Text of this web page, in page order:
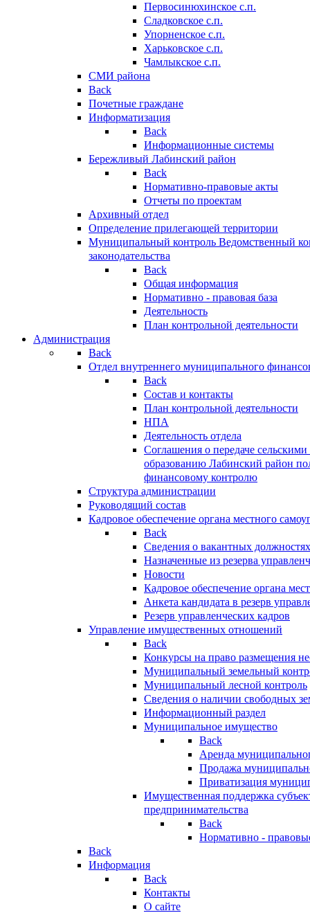
Первосинюхинское с.п.
Сладковское с.п.
Упорненское с.п.
Харьковское с.п.
Чамлыкское с.п.
СМИ района
Back
Почетные граждане
Информатизация
Back
Информационные системы
Бережливый Лабинский район
Back
Нормативно-правовые акты
Отчеты по проектам
Архивный отдел
Определение прилегающей территории
Муниципальный контроль Ведомственный
законодательства
Back
Общая информация
Нормативно - правовая база
Деятельность
План контрольной деятельности
Администрация
Back
Отдел внутреннего муниципального
Back
Состав и контакты
План контрольной деятельности
НПА
Деятельность отдела
Соглашения о передаче
образованию Лабинский район
финансовому контролю
Структура администрации
Руководящий состав
Кадровое обеспечение органа местного
Back
Сведения о вакантных
Назначенные из резерва
Новости
Кадровое обеспечение органа
Анкета кандидата в резерв
Резерв управленческих кадров
Управление имущественных отношений
Back
Конкурсы на право размещения
Муниципальный земельный
Муниципальный лесной контроль
Сведения о наличии свободных
Информационный раздел
Муниципальное имущество
Back
Аренда
Продажа
Приватизация
Имущественная поддержка
предпринимательства
Back
Нормативно -
Back
Информация
Back
Контакты
О сайте